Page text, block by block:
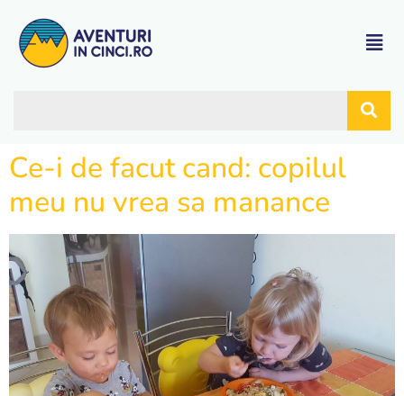
Ce-i de facut cand: copilul
meu nu vrea sa manance